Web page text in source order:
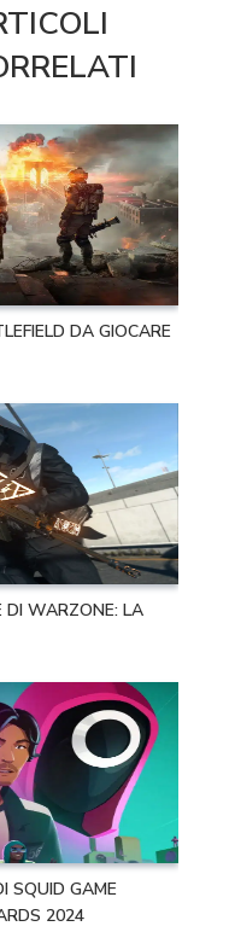
DA GIOCARE
DI WARZONE: LA
SQUID GAME
2024